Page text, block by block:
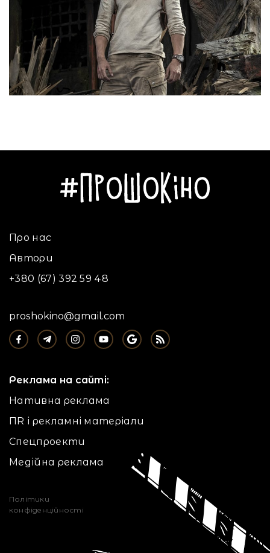
Про нас
Автори
+380 (67) 392 59 48
proshokino@gmail.com
Реклама на сайті:
Нативна реклама
ПR і рекламні матеріали
Спецпроекти
Медійна реклама
Політики
конфіденційності